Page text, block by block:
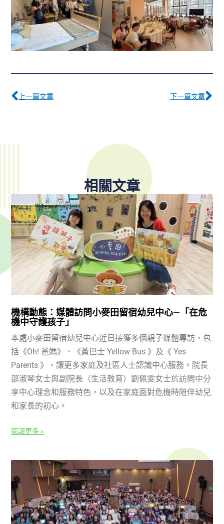
Prev
上一篇文章 下一篇文章
下
相關文章
機構動態：媒體訪問小麥田留宿幼兒中心—「在危
機中守護孩子」
本處小麥田留宿幼兒中心近日接獲多個親子媒體專訪，包
括《Oh! 爸媽》、《黃巴士 Yellow Bus 》及《 Yes
Parents 》，讓更多家庭及社區人士認識中心服務。院長
邵淑琴女士與副院長（生活教育）劉佩雯女士於訪問中分
享中心理念和服務特色，以及在家庭面對危機時陪伴幼兒
和家長的初心。
閱讀更多 »